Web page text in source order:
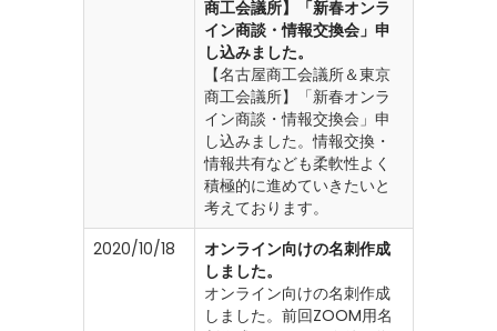
商工会議所】「新春オンラ
イン商談・情報交換会」申
し込みました。
【名古屋商工会議所＆東京
商工会議所】「新春オンラ
イン商談・情報交換会」申
し込みました。情報交換・
情報共有なども柔軟性よく
積極的に進めていきたいと
考えております。
2020/10/18
オンライン向けの名刺作成
しました。
オンライン向けの名刺作成
しました。前回ZOOM用名